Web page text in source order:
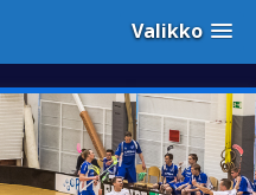
Valikko